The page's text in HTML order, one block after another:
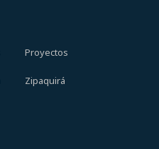
Proyectos
Zipaquirá